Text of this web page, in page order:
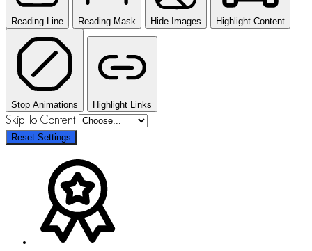
Reading Line Reading Mask Hide Images Highlight Content
Stop Animations Highlight Links
Skip To Content
Reset Settings